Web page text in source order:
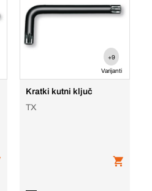
+9
Varijanti
Kratki kutni ključ
TX